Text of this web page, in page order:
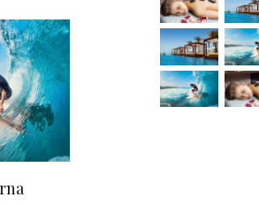
efficitur